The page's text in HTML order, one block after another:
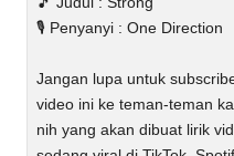
🎙️ Penyanyi : One Direction
Jangan lupa untuk
video ini ke teman-teman
nih yang akan dibuat lirik